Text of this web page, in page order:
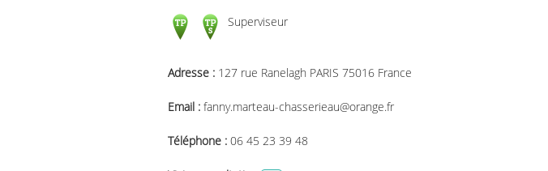
Superviseur
Adresse : 127 rue Ranelagh PARIS 75016 France
Email : fanny.marteau-chasserieau@orange.fr
Téléphone : 06 45 23 39 48